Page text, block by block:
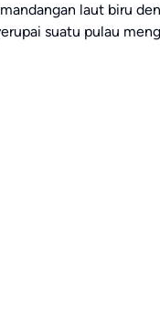
laut biru
suatu pulau